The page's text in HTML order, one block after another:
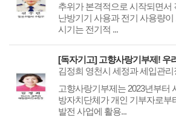
추위가 본격적으로 시작되면서
난방기기 사용과 전기 사용량
시기는 전기적 ...
김정희 영천시 세정과 세입관
고향사랑기부제는 2023년부터
방자치단체가 개인 기부자로부
발전 사업에 활용...